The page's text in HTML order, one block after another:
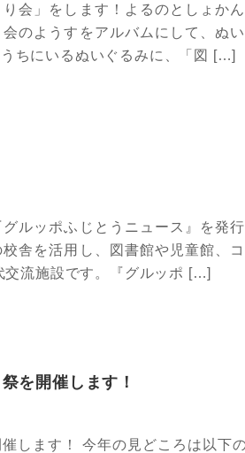
会」をします！よるのとしょか
のようすをアルバムにして、ぬ
ちにいるぬいぐるみに、「図 […]
ルッポふじとうニュース』を発
舎を活用し、図書館や児童館、
交流施設です。『グルッポ […]
を開催します！
します！ 今年の見どころは以下